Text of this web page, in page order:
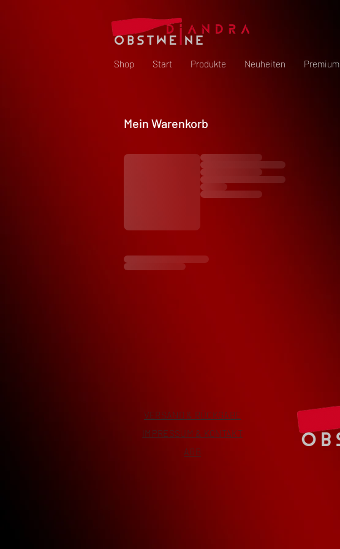
Shop Start Produkte Neuheiten Premium
Mein Warenkorb
VERSAND & RÜCKGABE
IMPRESSUM & KONTAKT
AGB